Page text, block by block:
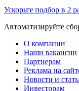
Ускорьте подбор в 2
Автоматизируйте
О компании
Наши вакансии
Партнерам
Реклама на
Новости и
Инвесторам